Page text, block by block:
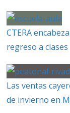
CTERA
regreso a clases
Las ventas
de invierno en